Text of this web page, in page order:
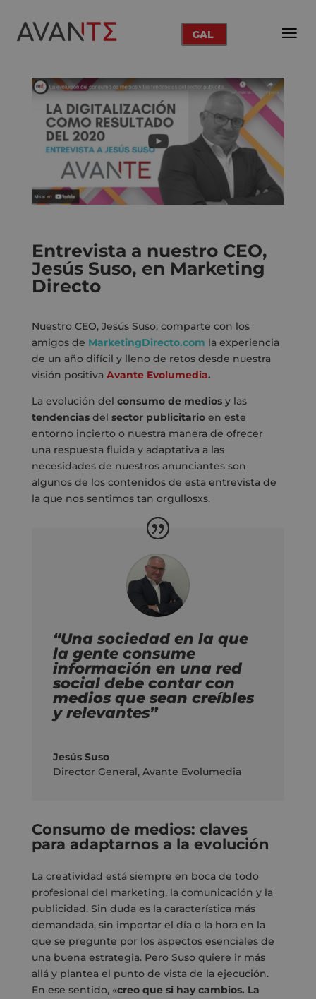
GAL
Entrevista a nuestro CEO,
Jesús Suso, en Marketing
Directo
Nuestro CEO, Jesús Suso, comparte con los
amigos de MarketingDirecto.com la experiencia
de un año difícil y lleno de retos desde nuestra
visión positiva Avante Evolumedia.
La evolución del consumo de mediosy las
tendenciasdel sector publicitarioen este
entorno incierto o nuestra manera de ofrecer
una respuesta fluida y adaptativa a las
necesidades de nuestros anunciantes son
algunos de los contenidos de esta entrevista de
la que nos sentimos tan orgullosxs.
“Una sociedad en la que
la gente consume
información en una red
social debe contar con
medios que sean creíbles
y relevantes”
Jesús Suso
Director General, Avante Evolumedia
Consumo de medios: claves
para adaptarnos a la evolución
La creatividad está siempre en boca de todo
profesional del marketing, la comunicación y la
publicidad. Sin duda es la característica más
demandada, sin importar el día o la hora en la
que se pregunte por los aspectos esenciales de
una buena estrategia. Pero Suso quiere ir más
allá y plantea el punto de vista de la ejecución.
En ese sentido, «creo que si hay cambios. La